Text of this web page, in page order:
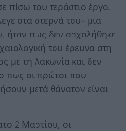
πίσω του τεράστιο έργο.
στα στερνά του– μια
ήταν πως δεν ασχολήθηκε
του έρευνα στη
με τη Λακωνία και δεν
πως οι πρώτοι που
μετά θάνατον είναι
2 Μαρτίου, οι